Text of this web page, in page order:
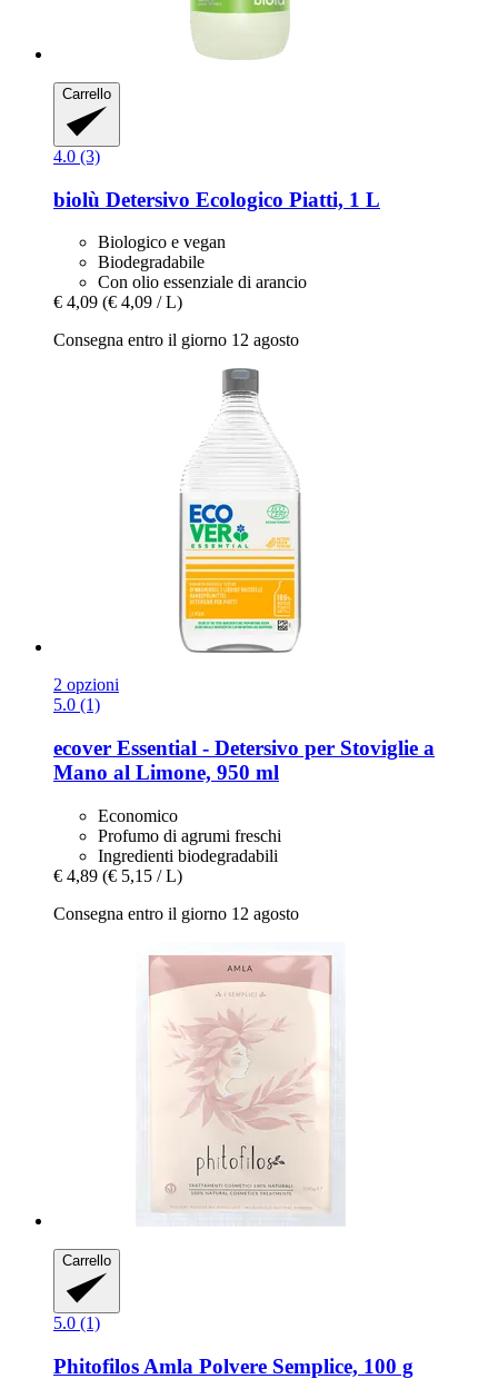
Carrello
4.0 (3)
biolù Detersivo Ecologico Piatti, 1 L
Biologico e vegan
Biodegradabile
Con olio essenziale di arancio
€ 4,09 (€ 4,09 / L)
Consegna entro il giorno 12 agosto
2 opzioni
5.0 (1)
ecover Essential -​ Detersivo per Stoviglie a
Mano al Limone, 950 ml
Economico
Profumo di agrumi freschi
Ingredienti biodegradabili
€ 4,89 (€ 5,15 / L)
Consegna entro il giorno 12 agosto
Carrello
5.0 (1)
Phitofilos Amla Polvere Semplice, 100 g